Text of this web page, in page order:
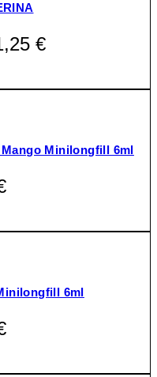
€Rango
precios:
hasta
Minilongfill 6ml
6ml